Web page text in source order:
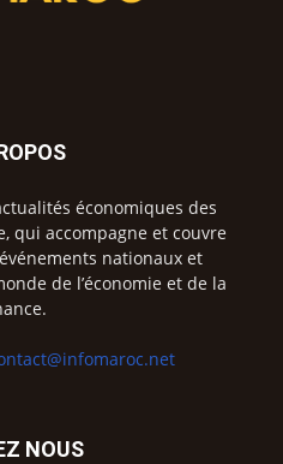
économiques des
qui accompagne et couvre
nationaux et
de l’économie et de la
NOUS